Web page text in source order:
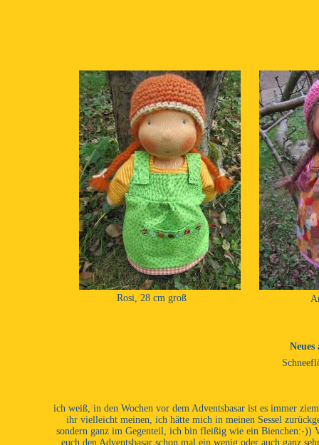
Rosi, 28 cm groß
Neues
ich weiß, in den Wochen vor dem Adventsbasar ist es immer
ihr vielleicht meinen, ich hätte mich in meinen Sessel
sondern ganz im Gegenteil, ich bin fleißig wie ein Bienchen:-
euch den Adventsbasar schon mal ein wenig oder auch ganz